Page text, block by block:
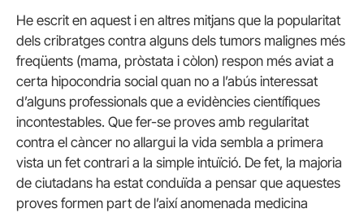
He escrit en aquest i en altres mitjans que la popularitat
dels cribratges contra alguns dels tumors malignes més
freqüents (mama, pròstata i còlon) respon més aviat a
certa hipocondria social quan no a l’abús interessat
d’alguns professionals que a evidències científiques
incontestables. Que fer-se proves amb regularitat
contra el càncer no allargui la vida sembla a primera
vista un fet contrari a la simple intuïció. De fet, la majoria
de ciutadans ha estat conduïda a pensar que aquestes
proves formen part de l’així anomenada medicina